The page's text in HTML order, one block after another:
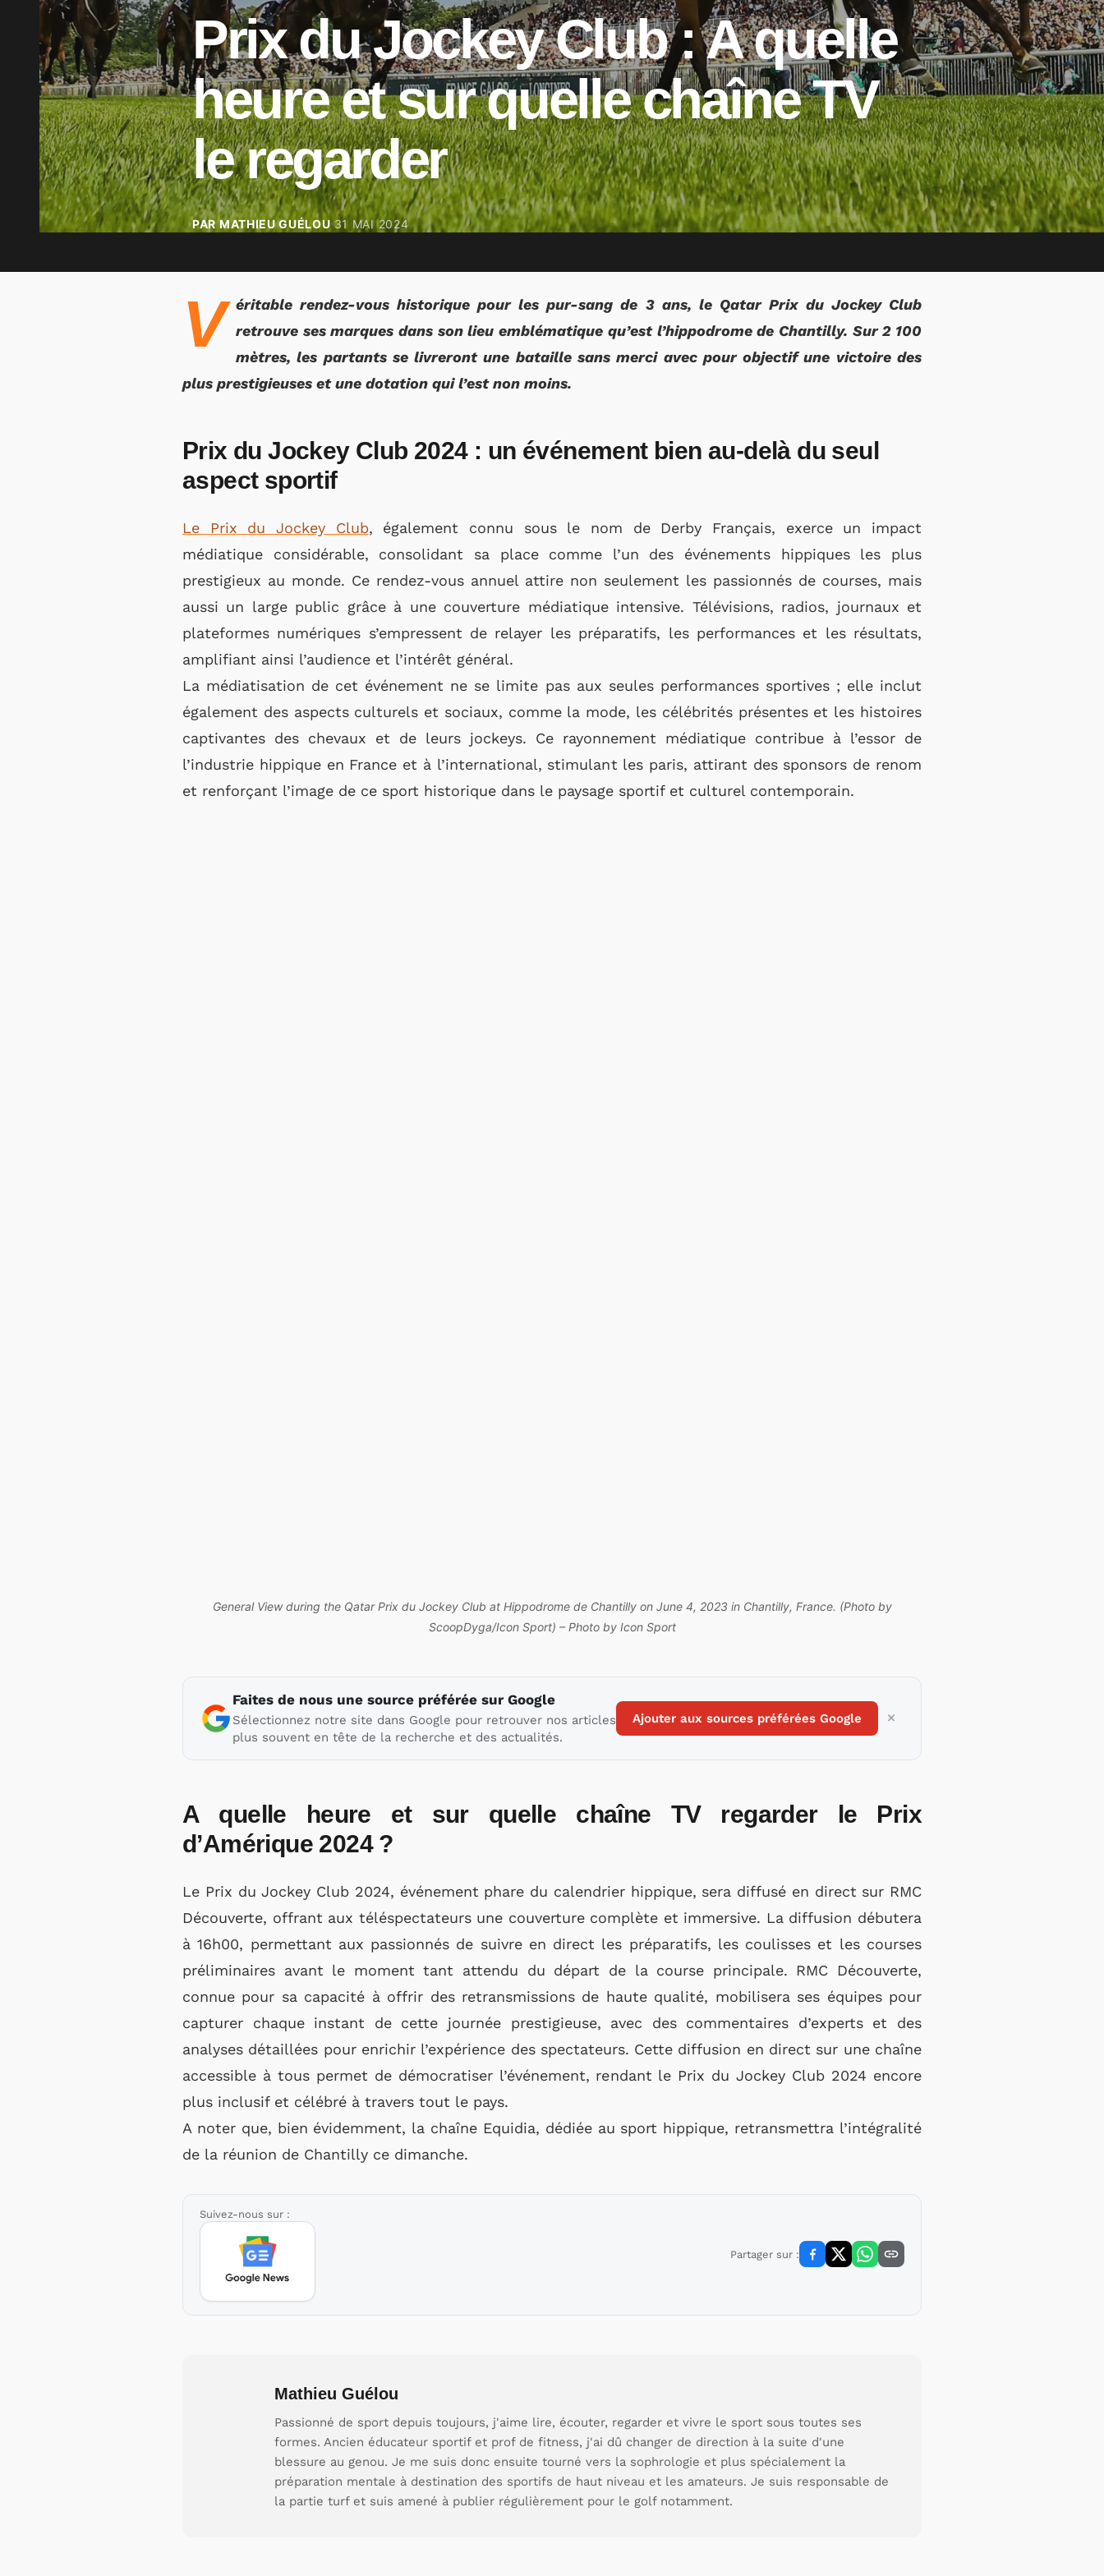
Prix du Jockey Club : A quelle
heure et sur quelle chaîne TV
le regarder
PAR MATHIEU GUÉLOU 31 MAI 2024
V éritable rendez-vous historique pour les pur-sang de 3 ans, le Qatar Prix du Jockey Club
retrouve ses marques dans son lieu emblématique qu’est l’hippodrome de Chantilly. Sur 2 100
mètres, les partants se livreront une bataille sans merci avec pour objectif une victoire des
plus prestigieuses et une dotation qui l’est non moins.
Prix du Jockey Club 2024 : un événement bien au-delà du seul
aspect sportif
Le Prix du Jockey Club, également connu sous le nom de Derby Français, exerce un impact
médiatique considérable, consolidant sa place comme l’un des événements hippiques les plus
prestigieux au monde. Ce rendez-vous annuel attire non seulement les passionnés de courses, mais
aussi un large public grâce à une couverture médiatique intensive. Télévisions, radios, journaux et
plateformes numériques s’empressent de relayer les préparatifs, les performances et les résultats,
amplifiant ainsi l’audience et l’intérêt général.
La médiatisation de cet événement ne se limite pas aux seules performances sportives ; elle inclut
également des aspects culturels et sociaux, comme la mode, les célébrités présentes et les histoires
captivantes des chevaux et de leurs jockeys. Ce rayonnement médiatique contribue à l’essor de
l’industrie hippique en France et à l’international, stimulant les paris, attirant des sponsors de renom
et renforçant l’image de ce sport historique dans le paysage sportif et culturel contemporain.
General View during the Qatar Prix du Jockey Club at Hippodrome de Chantilly on June 4, 2023 in Chantilly, France. (Photo by
ScoopDyga/Icon Sport) – Photo by Icon Sport
Faites de nous une source préférée sur Google
Sélectionnez notre site dans Google pour retrouver nos articles
plus souvent en tête de la recherche et des actualités.
Ajouter aux sources préférées Google
A quelle heure et sur quelle chaîne TV regarder le Prix
d’Amérique 2024 ?
Le Prix du Jockey Club 2024, événement phare du calendrier hippique, sera diffusé en direct sur RMC
Découverte, offrant aux téléspectateurs une couverture complète et immersive. La diffusion débutera
à 16h00, permettant aux passionnés de suivre en direct les préparatifs, les coulisses et les courses
préliminaires avant le moment tant attendu du départ de la course principale. RMC Découverte,
connue pour sa capacité à offrir des retransmissions de haute qualité, mobilisera ses équipes pour
capturer chaque instant de cette journée prestigieuse, avec des commentaires d’experts et des
analyses détaillées pour enrichir l’expérience des spectateurs. Cette diffusion en direct sur une chaîne
accessible à tous permet de démocratiser l’événement, rendant le Prix du Jockey Club 2024 encore
plus inclusif et célébré à travers tout le pays.
A noter que, bien évidemment, la chaîne Equidia, dédiée au sport hippique, retransmettra l’intégralité
de la réunion de Chantilly ce dimanche.
Suivez-nous sur :
Partager sur :
Mathieu Guélou
Passionné de sport depuis toujours, j'aime lire, écouter, regarder et vivre le sport sous toutes ses
formes. Ancien éducateur sportif et prof de fitness, j'ai dû changer de direction à la suite d'une
blessure au genou. Je me suis donc ensuite tourné vers la sophrologie et plus spécialement la
préparation mentale à destination des sportifs de haut niveau et les amateurs. Je suis responsable de
la partie turf et suis amené à publier régulièrement pour le golf notamment.